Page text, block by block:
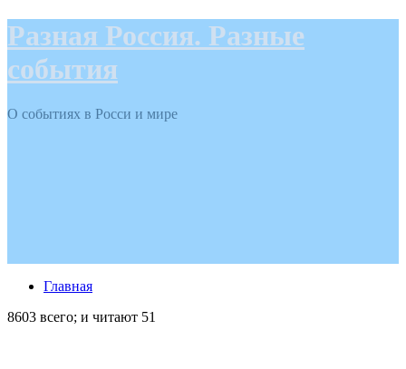
Разная Россия. Разные
события
О событиях в Росси и мире
Главная
8603 всего; и читают 51